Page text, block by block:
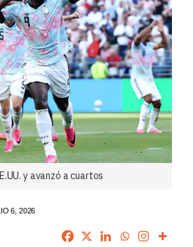
y avanzó a cuartos
6, 2026